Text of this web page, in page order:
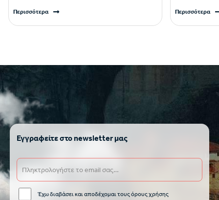
Περισσότερα Περισσότερα
Εγγραφείτε στο newsletter μας
Έχω διαβάσει και αποδέχομαι τους όρους χρήσης